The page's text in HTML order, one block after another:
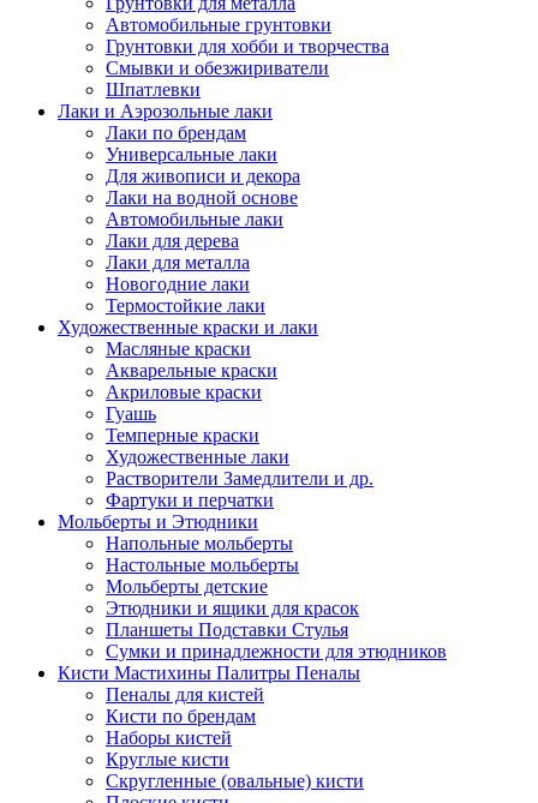
Автомобильные грунтовки
Грунтовки для хобби и творчества
Смывки и обезжириватели
Шпатлевки
Лаки и Аэрозольные лаки
Лаки по брендам
Универсальные лаки
Для живописи и декора
Лаки на водной основе
Автомобильные лаки
Лаки для дерева
Лаки для металла
Новогодние лаки
Термостойкие лаки
Художественные краски и лаки
Масляные краски
Акварельные краски
Акриловые краски
Гуашь
Темперные краски
Художественные лаки
Растворители Замедлители и др.
Фартуки и перчатки
Мольберты и Этюдники
Напольные мольберты
Настольные мольберты
Мольберты детские
Этюдники и ящики для красок
Планшеты Подставки Стулья
Сумки и принадлежности для этюдников
Кисти Мастихины Палитры Пеналы
Пеналы для кистей
Кисти по брендам
Наборы кистей
Круглые кисти
Скругленные (овальные) кисти